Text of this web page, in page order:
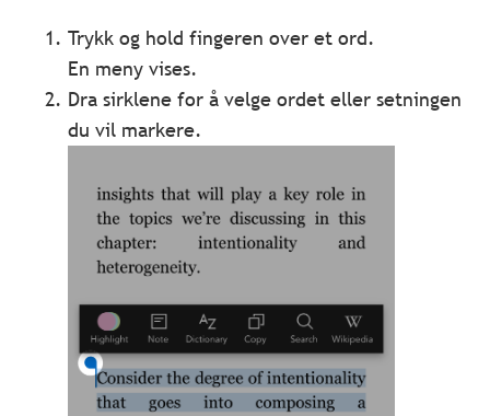
Trykk og hold fingeren over et ord.
En meny vises.
Dra sirklene for å velge ordet eller setningen
du vil markere.